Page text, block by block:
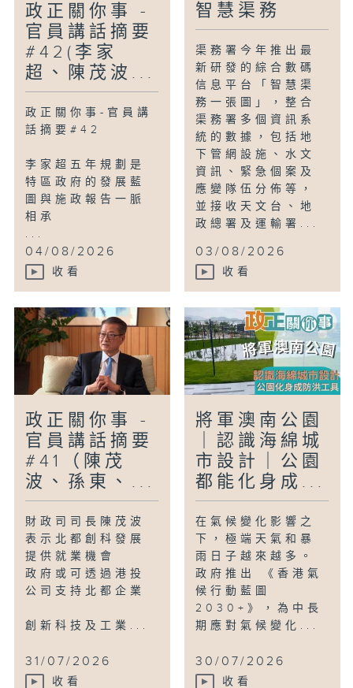
政正關你事 -
官員講話摘要
#42(李家
超、陳茂波...
政正關你事-官員講
話摘要#42
李家超五年規劃是
特區政府的發展藍
圖與施政報告一脈
相承
...
04/08/2026
收看
智慧渠務
渠務署今年推出最
新研發的綜合數碼
信息平台「智慧渠
務一張圖」，整合
渠務署多個資訊系
統的數據，包括地
下管網設施、水文
資訊、緊急個案及
應變隊伍分佈等，
並接收天文台、地
政總署及運輸署...
03/08/2026
收看
政正關你事 -
官員講話摘要
#41（陳茂
波、孫東、...
財政司司長陳茂波
表示北都創科發展
提供就業機會
政府或可透過港投
公司支持北都企業
創新科技及工業...
31/07/2026
收看
將軍澳南公園
｜認識海綿城
市設計｜公園
都能化身成...
在氣候變化影響之
下，極端天氣和暴
雨日子越來越多。
政府推出 《香港氣
候行動藍圖
2030+》，為中長
期應對氣候變化...
30/07/2026
收看